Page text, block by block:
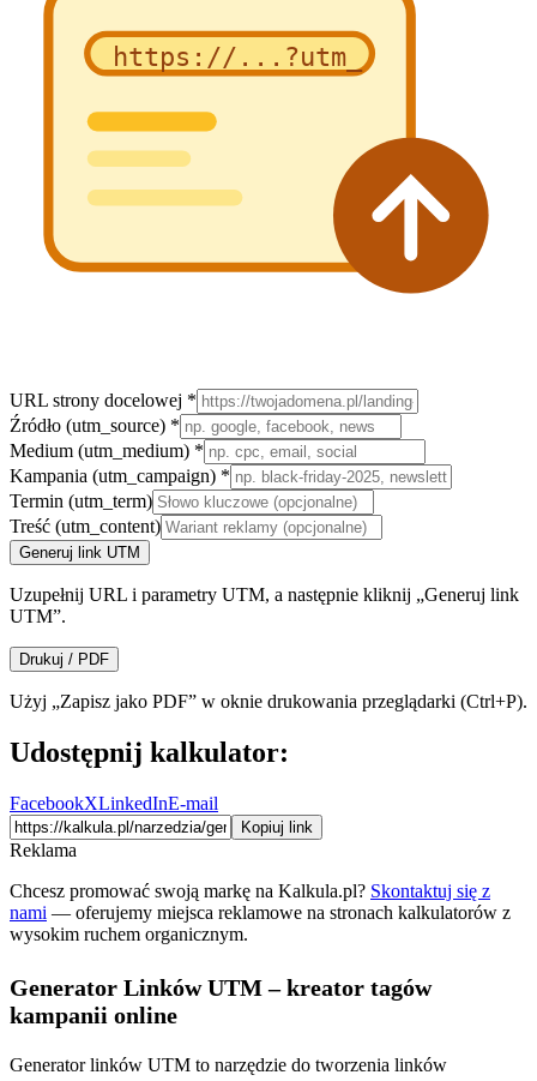
https://...?utm_
URL strony docelowej *
Źródło (utm_source) *
Medium (utm_medium) *
Kampania (utm_campaign) *
Termin (utm_term)
Treść (utm_content)
Generuj link UTM
Uzupełnij URL i parametry UTM, a następnie kliknij „Generuj link
UTM”.
Drukuj / PDF
Użyj „Zapisz jako PDF” w oknie drukowania przeglądarki (Ctrl+P).
Udostępnij kalkulator:
FacebookXLinkedInE-mail
Kopiuj link
Reklama
Chcesz promować swoją markę na Kalkula.pl? Skontaktuj się z
nami — oferujemy miejsca reklamowe na stronach kalkulatorów z
wysokim ruchem organicznym.
Generator Linków UTM – kreator tagów
kampanii online
Generator linków UTM to narzędzie do tworzenia linków